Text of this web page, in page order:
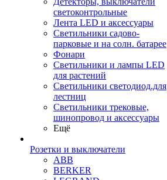
светоконтрольные
Лента LED и аксессуары
Светильники садово-
парковые и на солн. батарее
Фонари
Светильники и лампы LED
для растений
Светильники светодиод.для
лестниц
Светильники трековые,
шинопровод и аксессуары
Ещё
Розетки и выключатели
ABB
BERKER